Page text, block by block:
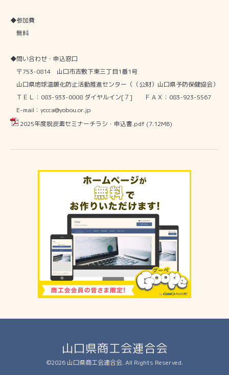
◆参加費
無料
◆問い合わせ・申込窓口
〒753-0814 山口市吉敷下東三丁目1番1号
山口県地球温暖化防止活動推進センター（（公財）山口県予防保健協会）
ＴＥＬ： 083-933-0008 ダイヤルイン[７] ＦＡＸ： 083-923-5567
E-mail ： yccca@yobou.or.jp
2025年度脱炭素セミナーチラシ・申込書.pdf (7.12MB)
山口県商工会連合会
©2026 山口県商工会連合会. All Rights Reserved.